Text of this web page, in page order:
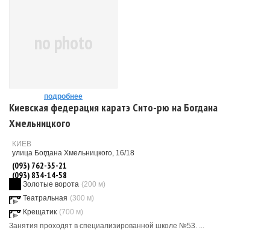
no photo
подробнее
Киевская федерация каратэ Сито-рю на Богдана
Хмельницкого
КИЕВ
улица Богдана Хмельницкого, 16/18
(093) 762-35-21
(093) 834-14-58
Золотые ворота (200 м)
Театральная (300 м)
Крещатик (700 м)
Занятия проходят в специализированной школе №53. ...